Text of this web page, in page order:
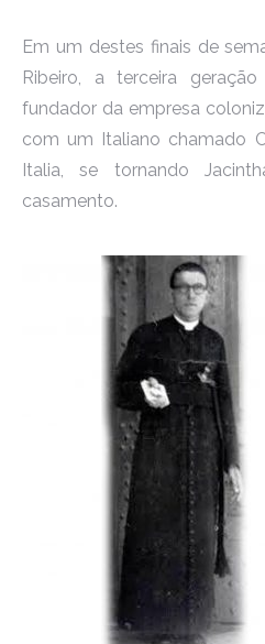
Em um destes finais de
Ribeiro, a terceira
fundador da empresa
com um Italiano chamado
Italia, se tornando
casamento.